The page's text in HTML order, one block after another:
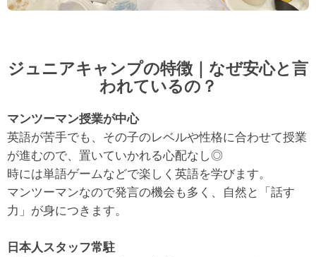
ジュニアキャンプの特徴｜なぜ安心と言
われているの？
マンツーマン授業が中心
英語が苦手でも、その子のレベルや性格に合わせて授業
が進むので、置いていかれる心配なし◎
時には単語ゲームなどで楽しく英語を学びます。
マンツーマンなので発言の機会も多く、自然と「話す
力」が身につきます。
日本人スタッフ常駐